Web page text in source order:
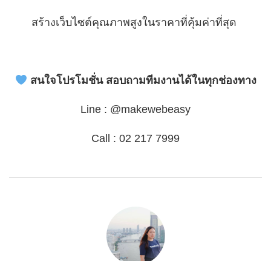
สร้างเว็บไซต์คุณภาพสูงในราคาที่คุ้มค่าที่สุด
สนใจโปรโมชั่น สอบถามทีมงานได้ในทุกช่องทาง
Line : @makewebeasy
Call : 02 217 7999